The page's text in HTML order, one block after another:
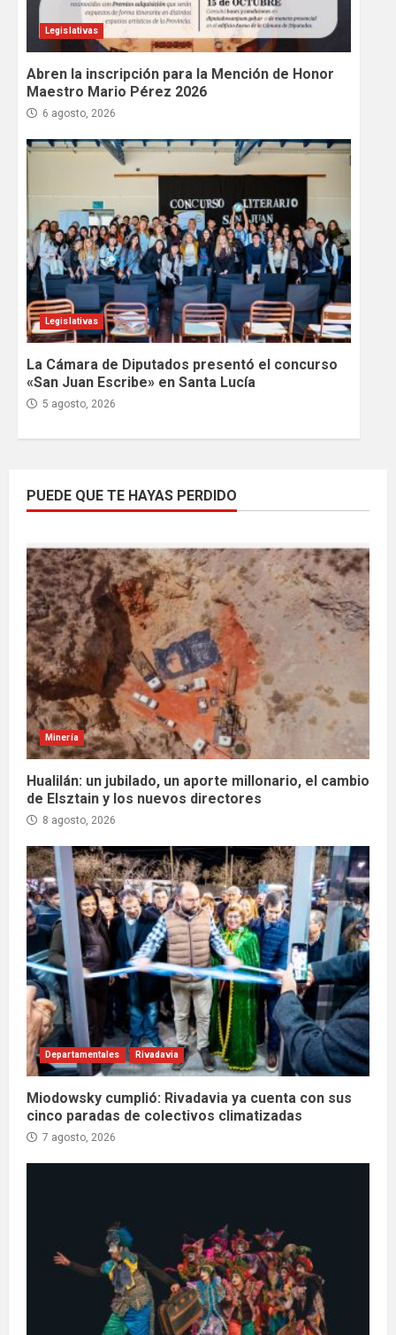
Legislativas
Abren la inscripción para la Mención de Honor
Maestro Mario Pérez 2026
6 agosto, 2026
Legislativas
La Cámara de Diputados presentó el concurso
«San Juan Escribe» en Santa Lucía
5 agosto, 2026
PUEDE QUE TE HAYAS PERDIDO
Minería
Hualilán: un jubilado, un aporte millonario, el cambio
de Elsztain y los nuevos directores
8 agosto, 2026
Departamentales Rivadavia
Miodowsky cumplió: Rivadavia ya cuenta con sus
cinco paradas de colectivos climatizadas
7 agosto, 2026